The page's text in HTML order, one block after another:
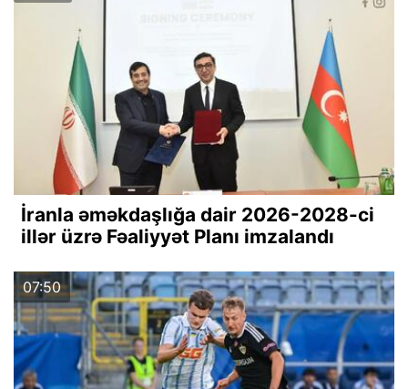
İranla əməkdaşlığa dair 2026-2028-ci
illər üzrə Fəaliyyət Planı imzalandı
07:50